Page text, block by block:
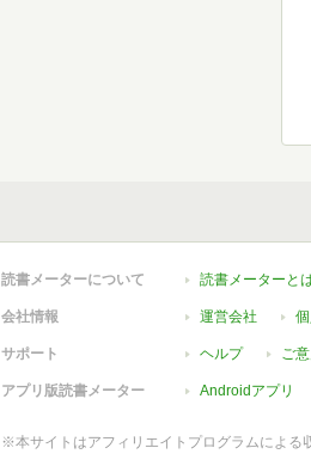
読書メーターについて 読書メーターと
会社情報 運営会社
サポート ヘルプ ご
アプリ版読書メーター Androidアプリ
※本サイトはアフィリエイトプログラムによる